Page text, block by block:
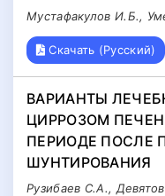
Мустафакулов И.Б.,
Скачать (Русский)
ВАРИАНТЫ
ЦИРРОЗОМ
ПЕРИОДЕ ПОСЛЕ
ШУНТИРОВАНИЯ
Рузибаев С.А.,